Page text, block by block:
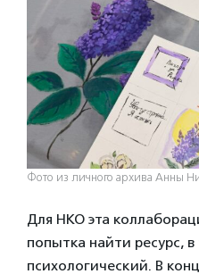
Фото из личного архива Анны
Для НКО эта
попытка найти ресурс,
психологический. В